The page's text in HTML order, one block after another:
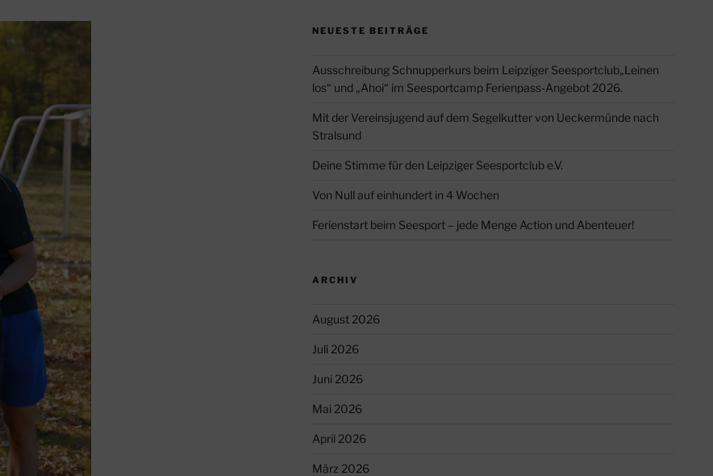
NEUESTE BEITRÄGE
Ausschreibung Schnupperkurs beim Leipziger Seesportclub„Leinen
los“ und „Ahoi“ im Seesportcamp Ferienpass-Angebot 2026.
Mit der Vereinsjugend auf dem Segelkutter von Ueckermünde nach
Stralsund
Deine Stimme für den Leipziger Seesportclub e.V.
Von Null auf einhundert in 4 Wochen
Ferienstart beim Seesport – jede Menge Action und Abenteuer!
ARCHIV
August 2026
Juli 2026
Juni 2026
Mai 2026
April 2026
März 2026